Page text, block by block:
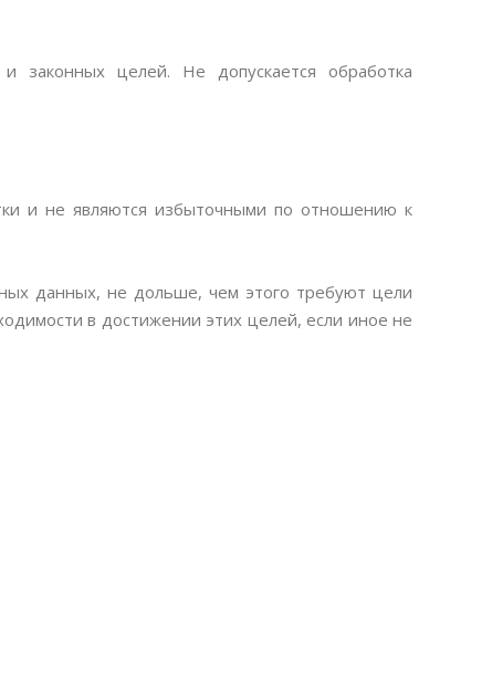
законных целей. Не допускается обработка
и не являются избыточными по отношению к
данных, не дольше, чем этого требуют цели
в достижении этих целей, если иное не